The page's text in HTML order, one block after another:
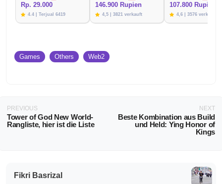
Rp. 29.000
4.4 | Terjual 6419
146.900 Rupien
4,5 | 3821 verkauft
107.800 Rupien
4,6 | 3576 verkauft
Games Others Web2
PREVIOUS
Tower of God New World-
Rangliste, hier ist die Liste
NEXT
Beste Kombination aus Build
und Held: Ying Honor of
Kings
Fikri Basrizal